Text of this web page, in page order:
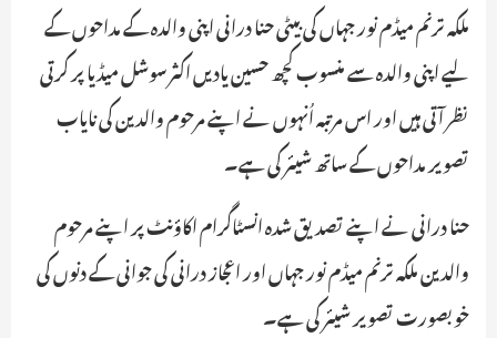
ملکہ ترنم میڈم نور جہاں کی بیٹی حنا درانی اپنی والدہ کے مداحوں کے
لیے اپنی والدہ سے منسوب کچھ حسین یادیں اکثر سوشل میڈیا پر کرتی
نظر آتی ہیں اور اس مرتبہ اُنہوں نے اپنے مرحوم والدین کی نایاب
تصویر مداحوں کے ساتھ شیئر کی ہے۔
حنا درانی نے اپنے تصدیق شدہ انسٹاگرام اکاؤنٹ پر اپنے مرحوم
والدین ملکہ ترنم میڈم نور جہاں اور اعجاز درانی کی جوانی کے دنوں کی
خوبصورت تصویر شیئر کی ہے۔